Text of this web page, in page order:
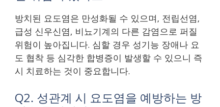
방치된 요도염은 만성화될 수 있으며, 전립선염,
급성 신우신염, 비뇨기계의 다른 감염으로 퍼질
위험이 높아집니다. 심할 경우 성기능 장애나 요
도 협착 등 심각한 합병증이 발생할 수 있으니 즉
시 치료하는 것이 중요합니다.
Q2. 성관계 시 요도염을 예방하는 방